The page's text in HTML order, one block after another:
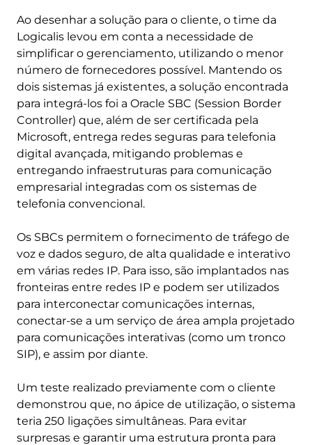
Ao desenhar a solução para o cliente, o time da
Logicalis levou em conta a necessidade de
simplificar o gerenciamento, utilizando o menor
número de fornecedores possível. Mantendo os
dois sistemas já existentes, a solução encontrada
para integrá-los foi a Oracle SBC (Session Border
Controller) que, além de ser certificada pela
Microsoft, entrega redes seguras para telefonia
digital avançada, mitigando problemas e
entregando infraestruturas para comunicação
empresarial integradas com os sistemas de
telefonia convencional.
Os SBCs permitem o fornecimento de tráfego de
voz e dados seguro, de alta qualidade e interativo
em várias redes IP. Para isso, são implantados nas
fronteiras entre redes IP e podem ser utilizados
para interconectar comunicações internas,
conectar-se a um serviço de área ampla projetado
para comunicações interativas (como um tronco
SIP), e assim por diante.
Um teste realizado previamente com o cliente
demonstrou que, no ápice de utilização, o sistema
teria 250 ligações simultâneas. Para evitar
surpresas e garantir uma estrutura pronta para